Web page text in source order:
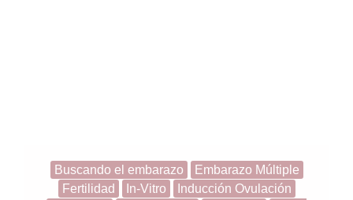
Buscando el embarazo
Embarazo Múltiple
Fertilidad
In-Vitro
Inducción Ovulación